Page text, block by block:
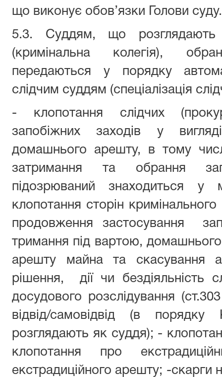
що виконує обов’язки Голови суду.
5.3. Суддям, що розглядають
(кримінальна колегія),
передаються у порядку
слідчим суддям (спеціалізація
- клопотання слідчих
запобіжних заходів у
домашнього арешту, в тому
затримання та обрання
підозрюваний знаходиться
клопотання сторін
продовження застосування
тримання під вартою,
арешту майна та скасування
рішення, дії чи бездіяльність
досудового розслідування
відвід/самовідвід (в
розглядають як суддя); -
клопотання про
екстрадиційного арешту; -скарги